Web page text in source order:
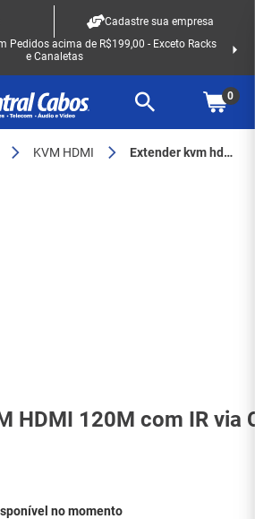
Cadastre sua empresa
Pedidos acima de R$199,00 - Exceto Racks
e Canaletas
0
KVM HDMI Extender kvm hdmi 120m com ir via cabo de rede cat5e cat6 4k - 8451
HDMI 120M com IR via
no momento